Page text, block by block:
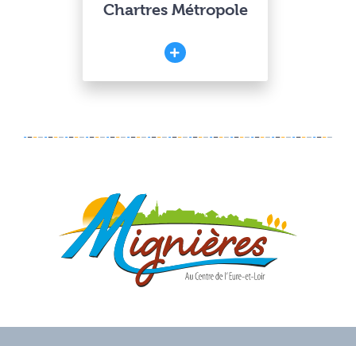
Chartres Métropole